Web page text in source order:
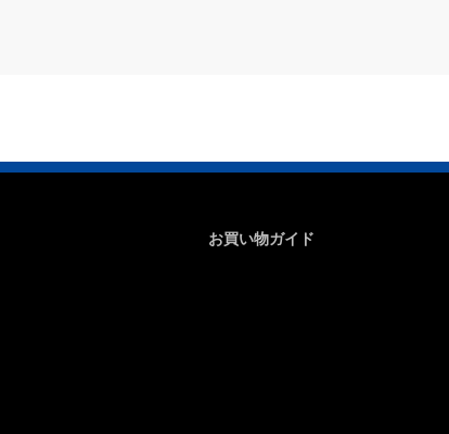
お買い物ガイド